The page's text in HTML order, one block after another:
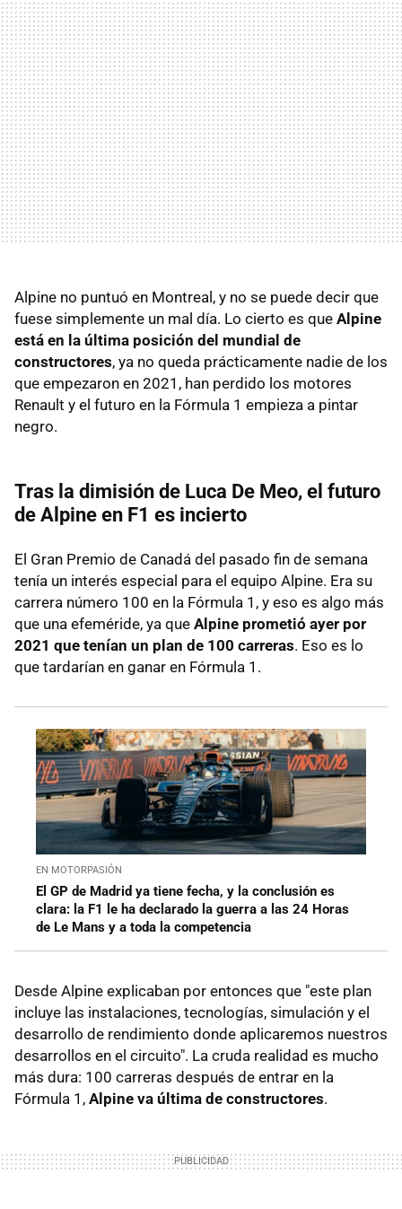
Alpine no puntuó en Montreal, y no se puede decir que
fuese simplemente un mal día. Lo cierto es que Alpine
está en la última posición del mundial de
constructores, ya no queda prácticamente nadie de los
que empezaron en 2021, han perdido los motores
Renault y el futuro en la Fórmula 1 empieza a pintar
negro.
Tras la dimisión de Luca De Meo, el futuro
de Alpine en F1 es incierto
El Gran Premio de Canadá del pasado fin de semana
tenía un interés especial para el equipo Alpine. Era su
carrera número 100 en la Fórmula 1, y eso es algo más
que una efeméride, ya que Alpine prometió ayer por
2021 que tenían un plan de 100 carreras. Eso es lo
que tardarían en ganar en Fórmula 1.
EN MOTORPASIÓN
El GP de Madrid ya tiene fecha, y la conclusión es
clara: la F1 le ha declarado la guerra a las 24 Horas
de Le Mans y a toda la competencia
Desde Alpine explicaban por entonces que "este plan
incluye las instalaciones, tecnologías, simulación y el
desarrollo de rendimiento donde aplicaremos nuestros
desarrollos en el circuito". La cruda realidad es mucho
más dura: 100 carreras después de entrar en la
Fórmula 1, Alpine va última de constructores.